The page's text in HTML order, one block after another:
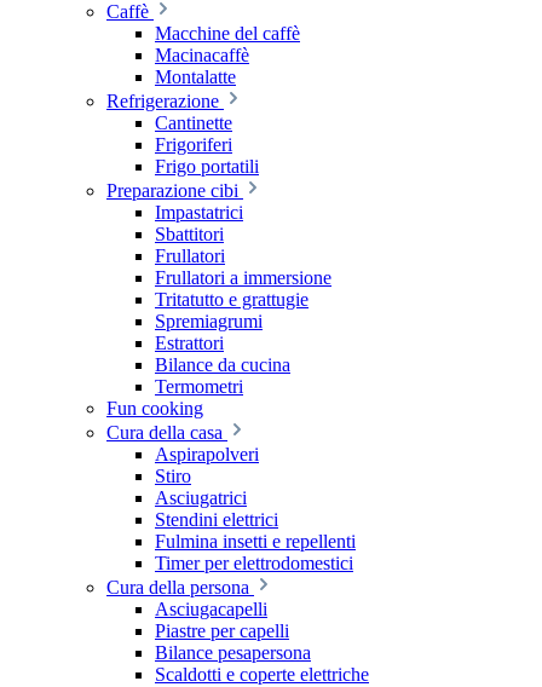
Caffè
Macchine del caffè
Macinacaffè
Montalatte
Refrigerazione
Cantinette
Frigoriferi
Frigo portatili
Preparazione cibi
Impastatrici
Sbattitori
Frullatori
Frullatori a immersione
Tritatutto e grattugie
Spremiagrumi
Estrattori
Bilance da cucina
Termometri
Fun cooking
Cura della casa
Aspirapolveri
Stiro
Asciugatrici
Stendini elettrici
Fulmina insetti e repellenti
Timer per elettrodomestici
Cura della persona
Asciugacapelli
Piastre per capelli
Bilance pesapersona
Scaldotti e coperte elettriche